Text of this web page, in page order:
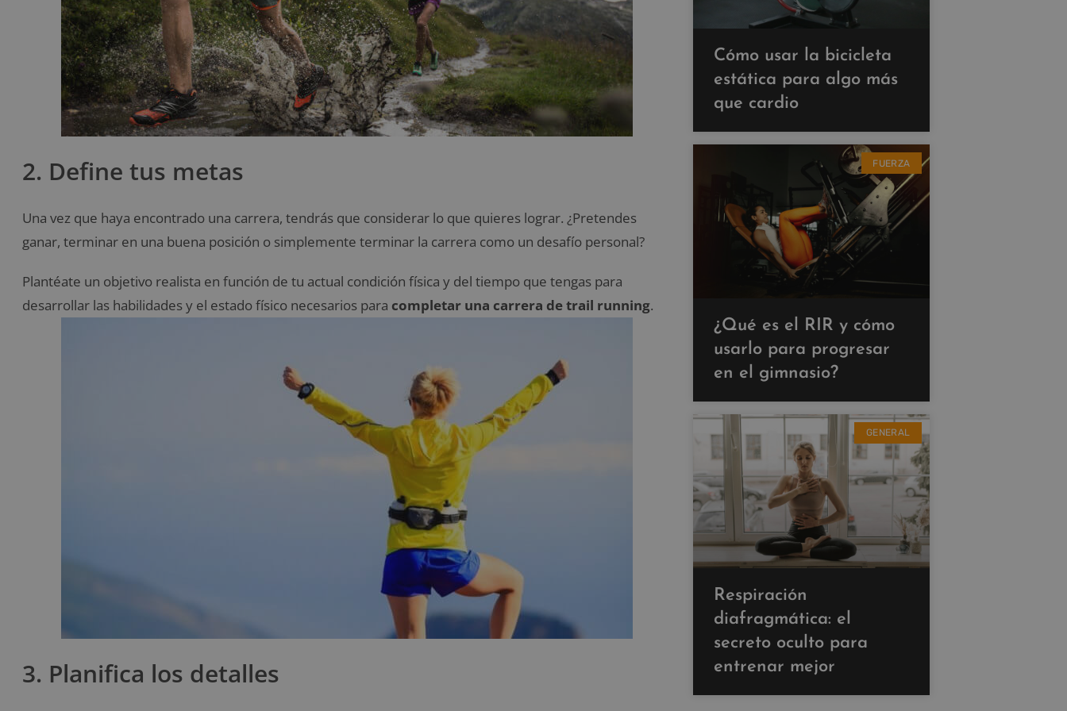
2. Define tus metas
Una vez que haya encontrado una carrera, tendrás que considerar lo que quieres lograr. ¿Pretendes
ganar, terminar en una buena posición o simplemente terminar la carrera como un desafío personal?
Plantéate un objetivo realista en función de tu actual condición física y del tiempo que tengas para
desarrollar las habilidades y el estado físico necesarios para completar una carrera de trail running.
3. Planifica los detalles
Cómo usar la bicicleta
estática para algo más
que cardio
FUERZA
¿Qué es el RIR y cómo
usarlo para progresar
en el gimnasio?
GENERAL
Respiración
diafragmática: el
secreto oculto para
entrenar mejor